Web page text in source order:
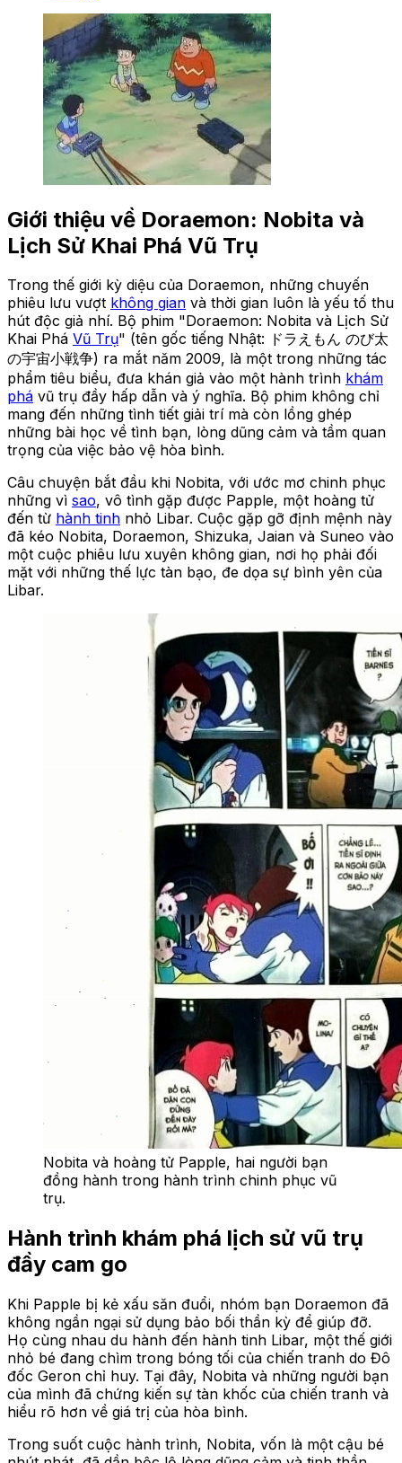
Giới thiệu về Doraemon: Nobita và
Lịch Sử Khai Phá Vũ Trụ
Trong thế giới kỳ diệu của Doraemon, những chuyến
phiêu lưu vượt không gian và thời gian luôn là yếu tố thu
hút độc giả nhí. Bộ phim "Doraemon: Nobita và Lịch Sử
Khai Phá Vũ Trụ" (tên gốc tiếng Nhật: ドラえもん のび太
の宇宙小戦争) ra mắt năm 2009, là một trong những tác
phẩm tiêu biểu, đưa khán giả vào một hành trình khám
phá vũ trụ đầy hấp dẫn và ý nghĩa. Bộ phim không chỉ
mang đến những tình tiết giải trí mà còn lồng ghép
những bài học về tình bạn, lòng dũng cảm và tầm quan
trọng của việc bảo vệ hòa bình.
Câu chuyện bắt đầu khi Nobita, với ước mơ chinh phục
những vì sao, vô tình gặp được Papple, một hoàng tử
đến từ hành tinh nhỏ Libar. Cuộc gặp gỡ định mệnh này
đã kéo Nobita, Doraemon, Shizuka, Jaian và Suneo vào
một cuộc phiêu lưu xuyên không gian, nơi họ phải đối
mặt với những thế lực tàn bạo, đe dọa sự bình yên của
Libar.
Nobita và hoàng tử Papple, hai người bạn
đồng hành trong hành trình chinh phục vũ
trụ.
Hành trình khám phá lịch sử vũ trụ
đầy cam go
Khi Papple bị kẻ xấu săn đuổi, nhóm bạn Doraemon đã
không ngần ngại sử dụng bảo bối thần kỳ để giúp đỡ.
Họ cùng nhau du hành đến hành tinh Libar, một thế giới
nhỏ bé đang chìm trong bóng tối của chiến tranh do Đô
đốc Geron chỉ huy. Tại đây, Nobita và những người bạn
của mình đã chứng kiến sự tàn khốc của chiến tranh và
hiểu rõ hơn về giá trị của hòa bình.
Trong suốt cuộc hành trình, Nobita, vốn là một cậu bé